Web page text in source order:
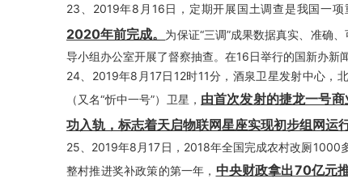
23、2019年8月16日，定期开展国土调查是我国一项
2020年前完成。
为保证“三调”成果数据真实、准确
导小组办公室开展了督察抽查。在16日举行的国新办新
24、2019年8月17日12时11分，酒泉卫星发射中心，
（又名“忻中一号”）卫星， 由首次发射的捷龙一号
功入轨，标志着天启物联网星座实现初步组网运行
25、2019年8月17日，2018年全国完成农村改厕1000
整村推进奖补政策的第一年， 中央财政拿出70亿元